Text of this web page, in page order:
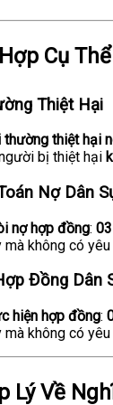
Cụ
Thiệt Hại
thường thiệt hại
bị thiệt hại
Nợ Dân
nợ hợp đồng:
mà không có
Đồng Dân
hiện hợp đồng:
mà không có
Lý Về